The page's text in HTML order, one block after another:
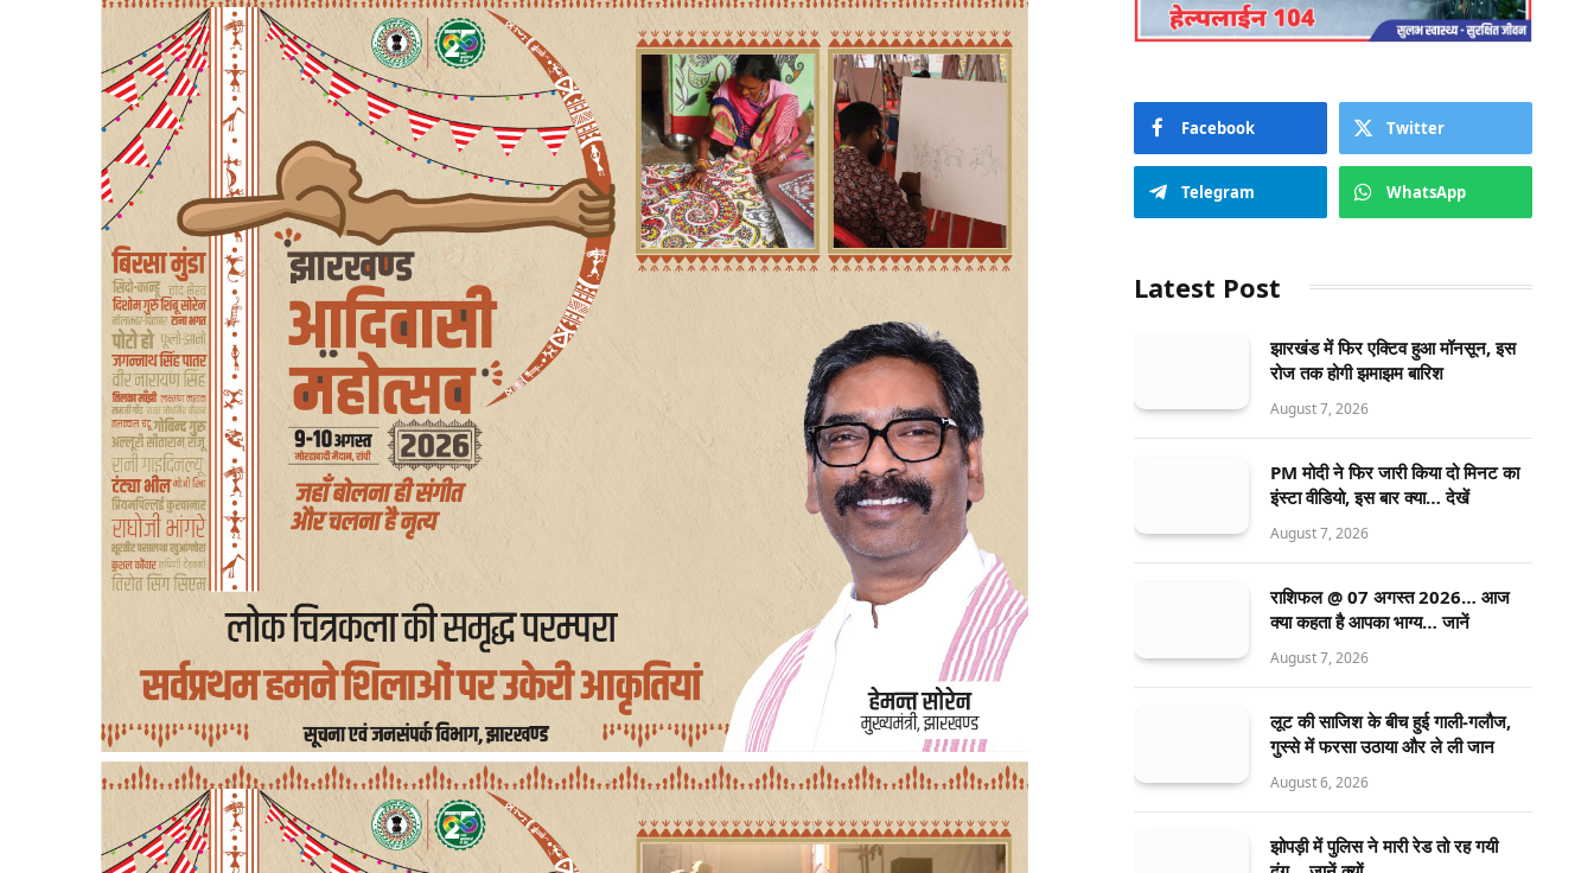
Facebook Twitter
Telegram WhatsApp
Latest Post
झारखंड में फिर एक्टिव हुआ मॉनसून, इस
रोज तक होगी झमाझम बारिश
August 7, 2026
PM मोदी ने फिर जारी किया दो मिनट का
इंस्टा वीडियो, इस बार क्या… देखें
August 7, 2026
राशिफल @ 07 अगस्त 2026… आज
क्या कहता है आपका भाग्य… जानें
August 7, 2026
लूट की साजिश के बीच हुई गाली-गलौज,
गुस्से में फरसा उठाया और ले ली जान
August 6, 2026
झोपड़ी में पुलिस ने मारी रेड तो रह गयी